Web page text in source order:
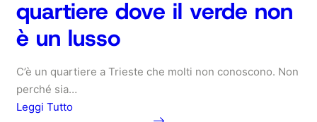
quartiere
la
collina
dove
tranquilli
vale
più
quartiere dove il verde non
è un lusso
C’è un quartiere a Trieste che molti non conoscono. Non
perché sia…
Leggi Tutto